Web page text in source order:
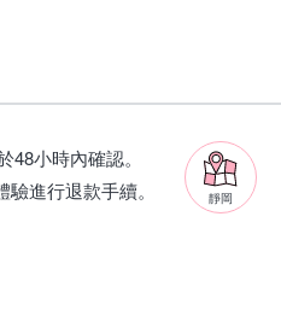
靜岡
小時內確認。
進行退款手續。